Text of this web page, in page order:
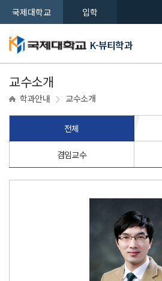
국제대학교 입학
K-뷰티학과
학과안내 교수소개
교수소개
전체
겸임교수